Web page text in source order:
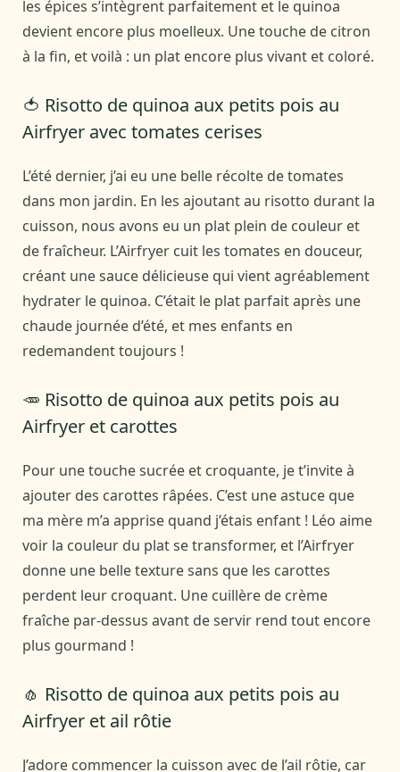
les épices s’intègrent parfaitement et le quinoa
devient encore plus moelleux. Une touche de citron
à la fin, et voilà : un plat encore plus vivant et coloré.
🍅 Risotto de quinoa aux petits pois au
Airfryer avec tomates cerises
L’été dernier, j’ai eu une belle récolte de tomates
dans mon jardin. En les ajoutant au risotto durant la
cuisson, nous avons eu un plat plein de couleur et
de fraîcheur. L’Airfryer cuit les tomates en douceur,
créant une sauce délicieuse qui vient agréablement
hydrater le quinoa. C’était le plat parfait après une
chaude journée d’été, et mes enfants en
redemandent toujours !
🥕 Risotto de quinoa aux petits pois au
Airfryer et carottes
Pour une touche sucrée et croquante, je t’invite à
ajouter des carottes râpées. C’est une astuce que
ma mère m’a apprise quand j’étais enfant ! Léo aime
voir la couleur du plat se transformer, et l’Airfryer
donne une belle texture sans que les carottes
perdent leur croquant. Une cuillère de crème
fraîche par-dessus avant de servir rend tout encore
plus gourmand !
🧄 Risotto de quinoa aux petits pois au
Airfryer et ail rôtie
J’adore commencer la cuisson avec de l’ail rôtie, car